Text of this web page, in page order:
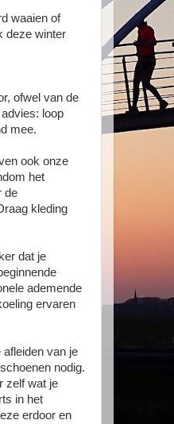
waaien of
deze winter
ofwel van de
loop
mee.
ook onze
het
de
kleding
dat je
ademende
ervaren
afleiden van je
nodig.
zelf wat je
in het
erdoor en